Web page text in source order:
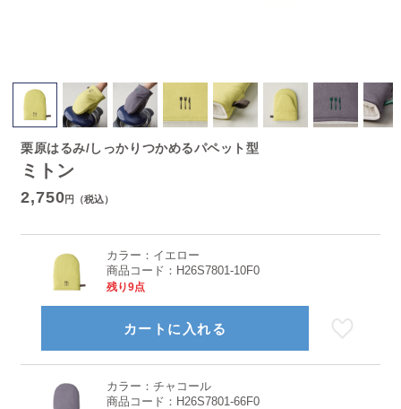
ミトン
栗原はるみ/しっかりつかめるパペット型
2,750円（税込）
カラー： イエロー
商品コード： H26S7801-10F0
残り9点
カートに入れる
カラー：チャコール
商品コード： H26S7801-66F0